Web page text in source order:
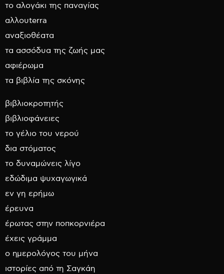
το αλογάκι της παναγίας
αλλουterra
αναξιοθέατα
τα ασσόδυα της ζωής μας
αφιέρωμα
τα βιβλία της σκόνης
βιβλιοκροτητής
βιβλιοφάνειες
το γέλιο του νερού
δια στόματος
το δυναμώνεις λίγο
εδώδιμα ψυχαγωγικά
εν γη ερήμω
έρευνα
έρωτας στην ποπκορνιέρα
έχεις γράμμα
ο ημερολόγος του μήνα
ιστορίες από τη Σαγκάη